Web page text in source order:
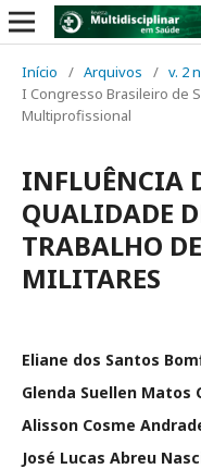
Início / Arquivos / v. 2
I Congresso Brasileiro de
Multiprofissional
INFLUÊNCIA
QUALIDADE
TRABALHO
MILITARES
Eliane dos Santos
Glenda Suellen Matos
Alisson Cosme
José Lucas Abreu